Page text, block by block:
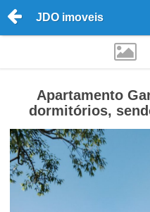
JDO imoveis
Apartamento
dormitórios,